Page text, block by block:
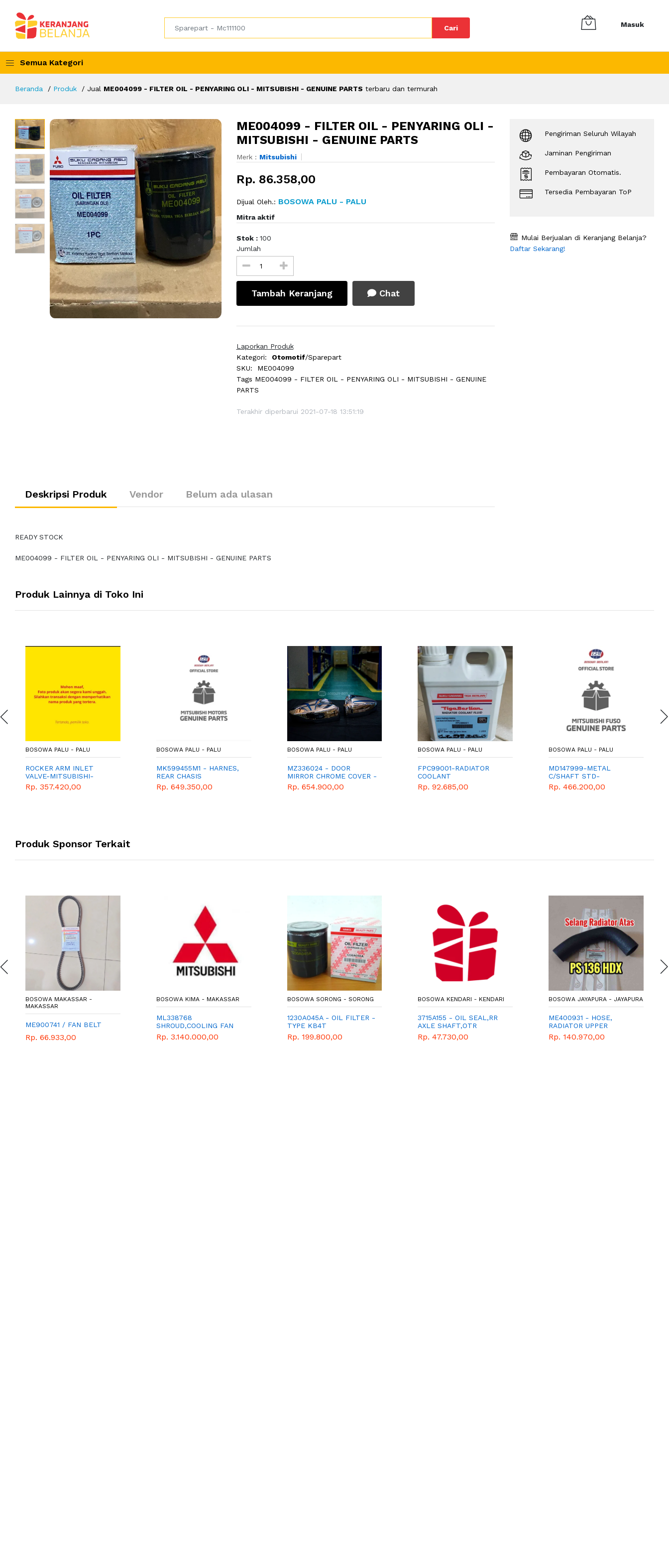
Cari Masuk
Semua Kategori
Beranda Produk Jual ME004099 - FILTER OIL - PENYARING OLI - MITSUBISHI - GENUINE PARTS terbaru dan termurah
ME004099 - FILTER OIL - PENYARING OLI -
MITSUBISHI - GENUINE PARTS
Merk : Mitsubishi
Rp. 86.358,00
Dijual Oleh.: BOSOWA PALU - PALU
Mitra aktif
Stok : 100
Jumlah
Tambah Keranjang Chat
Laporkan Produk
Kategori:
Otomotif/Sparepart
SKU:
ME004099
Tags ME004099 - FILTER OIL - PENYARING OLI - MITSUBISHI - GENUINE
PARTS
Terakhir diperbarui 2021-07-18 13:51:19
Deskripsi Produk Vendor Belum ada ulasan
READY STOCK
ME004099 - FILTER OIL - PENYARING OLI - MITSUBISHI - GENUINE PARTS
Pengiriman Seluruh Wilayah
Jaminan Pengiriman
Pembayaran Otomatis.
Tersedia Pembayaran ToP
Mulai Berjualan di Keranjang Belanja?
Daftar Sekarang!
Produk Lainnya di Toko Ini
BOSOWA PALU - PALU
ROCKER ARM INLET
VALVE-MITSUBISHI-
GENUINE-PAJERO
Rp. 357.420,00
BOSOWA PALU - PALU
MK599455M1 - HARNES,
REAR CHASIS
Rp. 649.350,00
BOSOWA PALU - PALU
MZ336024 - DOOR
MIRROR CHROME COVER -
PENUTUP SPION GENUINE
SPAREPART MITSUBISHI
Rp. 654.900,00
BOSOWA PALU - PALU
FPC99001-RADIATOR
COOLANT
CONCENTYRATYE,1L-
MITSUBISHI - GENUINE
Rp. 92.685,00
BOSOWA PALU - PALU
MD147999-METAL
C/SHAFT STD-
MITSUBISHI - GENUINE
PARTS
Rp. 466.200,00
Produk Sponsor Terkait
BOSOWA MAKASSAR -
MAKASSAR
ME900741 / FAN BELT
Rp. 66.933,00
BOSOWA KIMA - MAKASSAR
ML338768
SHROUD,COOLING FAN
Rp. 3.140.000,00
BOSOWA SORONG - SORONG
1230A045A - OIL FILTER -
TYPE KB4T
Rp. 199.800,00
BOSOWA KENDARI - KENDARI
3715A155 - OIL SEAL,RR
AXLE SHAFT,OTR
Rp. 47.730,00
BOSOWA JAYAPURA - JAYAPURA
ME400931 - HOSE,
RADIATOR UPPER
Rp. 140.970,00